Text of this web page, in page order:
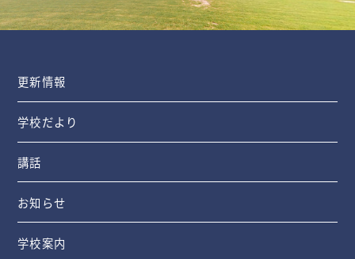
更新情報
学校だより
講話
お知らせ
学校案内